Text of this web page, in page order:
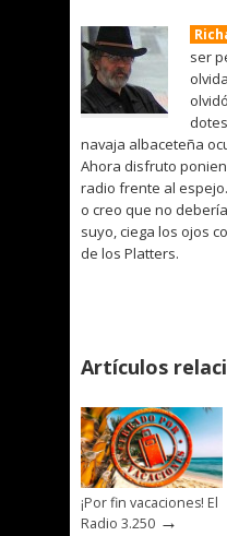
ser
navaja albaceteña
Ahora disfruto
radio frente al
o creo que no
suyo, ciega los ojos
de los Platters.
Artículos
¡Por fin vacaciones! El
Radio 3.250 →